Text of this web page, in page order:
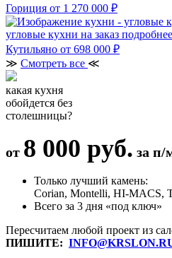
Гориция от 1 270 000 ₽
угловые кухни на заказ подробнее
Кутильяно от 698 000 ₽
≫ Смотреть все ≪
какая кухня
обойдется без
столешницы?
от 8 000 руб. за п/
Только лучший камень:
Corian, Montelli, HI-MACS,
Всего за 3 дня «под ключ»
Пересчитаем любой проект из
ПИШИТЕ: